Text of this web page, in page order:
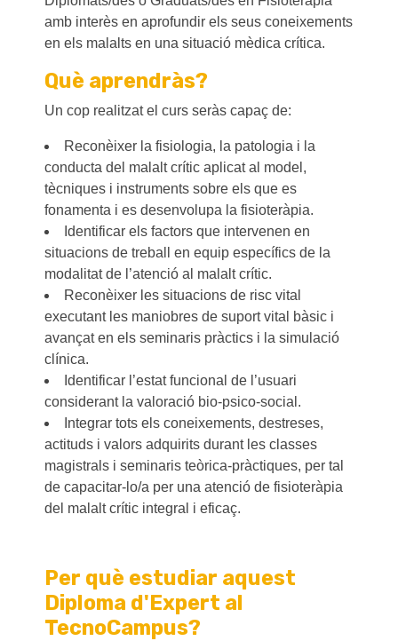
amb interès en aprofundir els seus coneixements
en els malalts en una situació mèdica crítica.
Què aprendràs?
Un cop realitzat el curs seràs capaç de:
Reconèixer la fisiologia, la patologia i la
conducta del malalt crític aplicat al model,
tècniques i instruments sobre els que es
fonamenta i es desenvolupa la fisioteràpia.
Identificar els factors que intervenen en
situacions de treball en equip específics de la
modalitat de l’atenció al malalt crític.
Reconèixer les situacions de risc vital
executant les maniobres de suport vital bàsic i
avançat en els seminaris pràctics i la simulació
clínica.
Identificar l’estat funcional de l’usuari
considerant la valoració bio-psico-social.
Integrar tots els coneixements, destreses,
actituds i valors adquirits durant les classes
magistrals i seminaris teòrica-pràctiques, per tal
de capacitar-lo/a per una atenció de fisioteràpia
del malalt crític integral i eficaç.
Per què estudiar aquest
Diploma d'Expert al
TecnoCampus?